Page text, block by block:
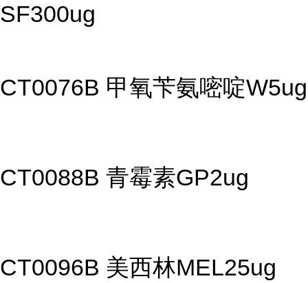
SF300ug
CT0076B 甲氧苄氨嘧啶W5ug
CT0088B 青霉素GP2ug
CT0096B 美西林MEL25ug